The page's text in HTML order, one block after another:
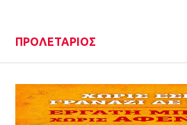
ΠΡΟΛΕΤΆΡΙΟΣ